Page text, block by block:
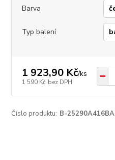
Barva
Typ balení
1 923,90 Kč/ks
1 590 Kč bez DPH
Číslo produktu: B-25290A416BA